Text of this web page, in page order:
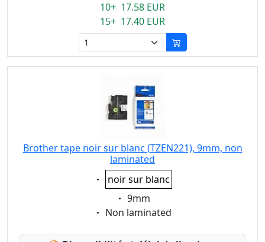
10+ 17.58 EUR
15+ 17.40 EUR
Brother tape noir sur blanc (TZEN221), 9mm, non
laminated
Eigenschaft:
noir sur blanc
Eigenschaft:
9mm
Eigenschaft:
Non laminated